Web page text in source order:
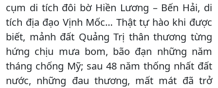
cụm di tích đôi bờ Hiền Lương – Bến Hải, di
tích địa đạo Vịnh Mốc… Thật tự hào khi được
biết, mảnh đất Quảng Trị thân thương từng
hứng chịu mưa bom, bão đạn những năm
tháng chống Mỹ; sau 48 năm thống nhất đất
nước, những đau thương, mất mát đã trở